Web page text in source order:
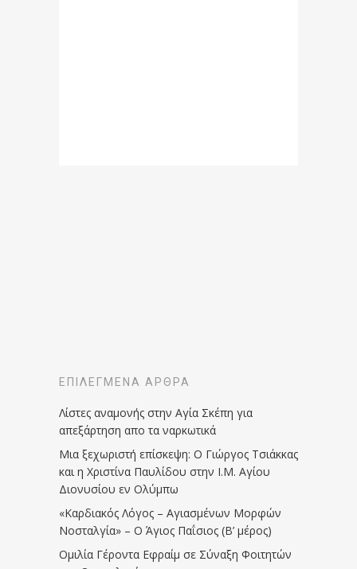
ΕΠΙΛΕΓΜΈΝΑ ΆΡΘΡΑ
Λίστες αναμονής στην Αγία Σκέπη για
απεξάρτηση απο τα ναρκωτικά
Μια ξεχωριστή επίσκεψη: Ο Γιώργος Τσιάκκας
και η Χριστίνα Παυλίδου στην Ι.Μ. Αγίου
Διονυσίου εν Ολύμπω
«Καρδιακός Λόγος – Αγιασμένων Μορφών
Νοσταλγία» – Ο Άγιος Παΐσιος (Β’ μέρος)
Ομιλία Γέροντα Εφραίμ σε Σύναξη Φοιτητών